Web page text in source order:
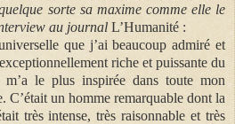
sorte sa maxime comme elle le
au journal L’Humanité :
que j’ai beaucoup admiré et
riche et puissante du
le plus inspirée dans toute mon
C’était un homme remarquable dont la
très intense, très raisonnable et très